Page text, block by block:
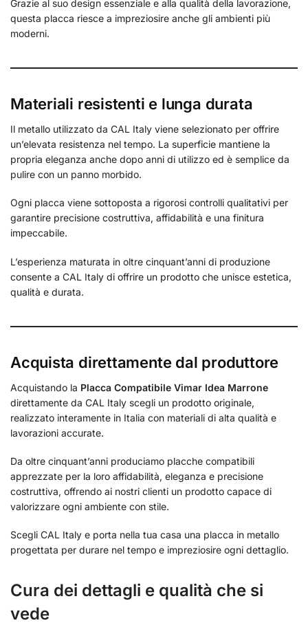
Grazie al suo design essenziale e alla qualità della lavorazione,
questa placca riesce a impreziosire anche gli ambienti più
moderni.
Materiali resistenti e lunga durata
Il metallo utilizzato da CAL Italy viene selezionato per offrire
un’elevata resistenza nel tempo. La superficie mantiene la
propria eleganza anche dopo anni di utilizzo ed è semplice da
pulire con un panno morbido.
Ogni placca viene sottoposta a rigorosi controlli qualitativi per
garantire precisione costruttiva, affidabilità e una finitura
impeccabile.
L’esperienza maturata in oltre cinquant’anni di produzione
consente a CAL Italy di offrire un prodotto che unisce estetica,
qualità e durata.
Acquista direttamente dal produttore
Acquistando la Placca Compatibile Vimar Idea Marrone
direttamente da CAL Italy scegli un prodotto originale,
realizzato interamente in Italia con materiali di alta qualità e
lavorazioni accurate.
Da oltre cinquant’anni produciamo placche compatibili
apprezzate per la loro affidabilità, eleganza e precisione
costruttiva, offrendo ai nostri clienti un prodotto capace di
valorizzare ogni ambiente con stile.
Scegli CAL Italy e porta nella tua casa una placca in metallo
progettata per durare nel tempo e impreziosire ogni dettaglio.
Cura dei dettagli e qualità che si
vede